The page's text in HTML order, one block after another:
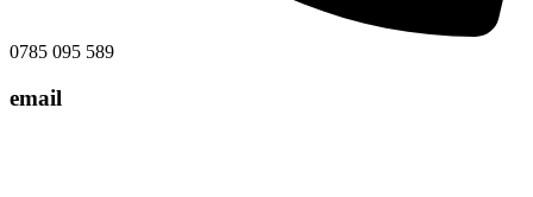
0785 095 589
email